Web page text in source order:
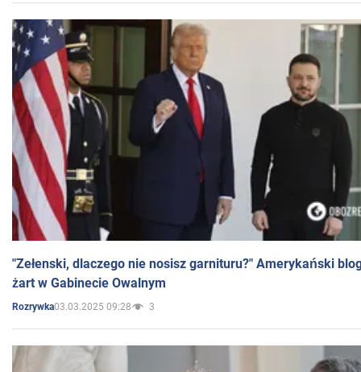
"Zełenski, dlaczego nie nosisz garnituru?" Amerykański
żart w Gabinecie Owalnym
Rozrywka03.03.2025 09:28 3